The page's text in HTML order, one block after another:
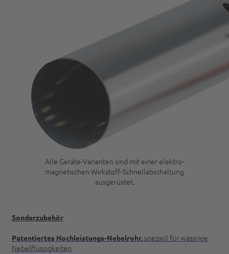
Alle Geräte-Varianten sind mit einer elektro-
magnetischen Wirkstoff-Schnellabschaltung
ausgerüstet.
Sonderzubehör
Patentiertes Hochleistungs-Nebelrohr, speziell für wässrige
Nebelflüssigkeiten